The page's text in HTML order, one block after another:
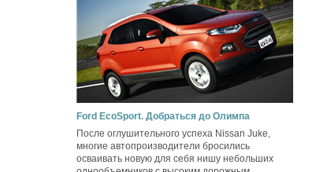
Ford EcoSport. Добраться до Олимпа
После оглушительного успеха Nissan Juke,
многие автопроизводители бросились
осваивать новую для себя нишу небольших